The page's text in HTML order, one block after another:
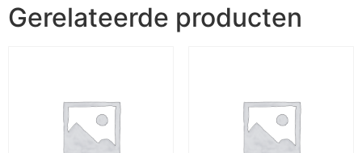
Gerelateerde producten